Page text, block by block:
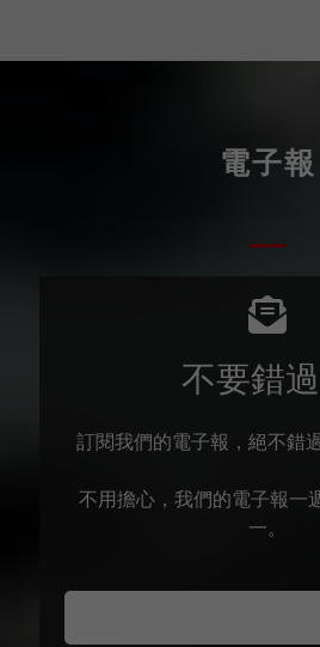
電子報
不要錯過
訂閱我們的電子報，絕不錯
不用擔心，我們的電子報一
一。